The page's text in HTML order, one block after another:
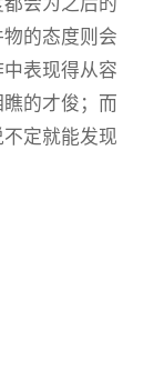
的态度则会
表现得从容
的才俊；而
定就能发现